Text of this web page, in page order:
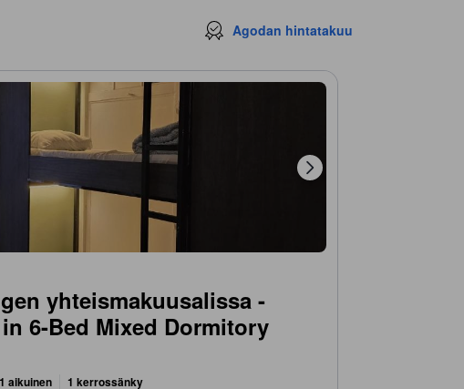
Agodan hintatakuu
yhteismakuusalissa -
6-Bed Mixed Dormitory
aikuinen 1 kerrossänky